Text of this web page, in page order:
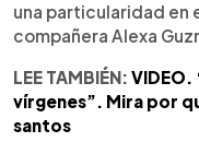
una particularidad en
compañera Alexa
LEE TAMBIÉN: VIDEO.
vírgenes”. Mira por
santos